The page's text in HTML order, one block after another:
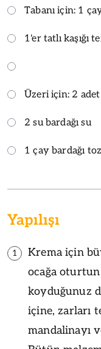
Tabanı için: 1
1'er tatlı kaşığı
Üzeri için: 2
2 su bardağı su
1 çay bardağı
Yapılışı
1
Krema için
ocağa
koyduğunuz
içine, zarları
mandalinayı